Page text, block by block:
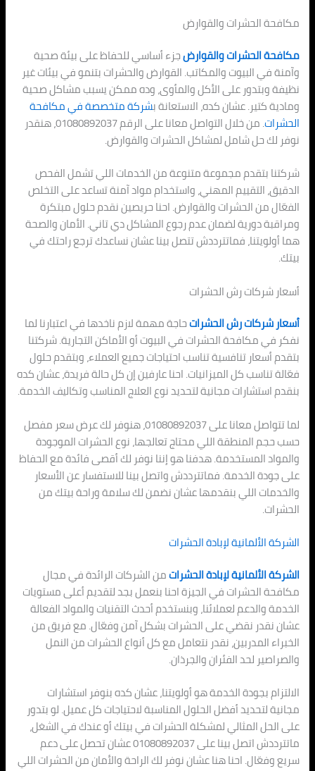
مكافحة الحشرات والقوارض
مكافحة الحشرات والقوارضجزء أساسي للحفاظ على بيئة صحية
وآمنة في البيوت والمكاتب. القوارض والحشرات بتنمو في بيئات غير
نظيفة وبتدور على الأكل والمأوى، وده ممكن يسبب مشاكل صحية
ومادية كتير. عشان كده، الاستعانة بشركة متخصصة في مكافحة
الحشرات
. من خلال التواصل معانا على الرقم 01080892037، هنقدر
نوفر لك حل شامل لمشاكل الحشرات والقوارض.
شركتنا بتقدم مجموعة متنوعة من الخدمات اللي تشمل الفحص
الدقيق، التقييم المهني، واستخدام مواد آمنة تساعد على التخلص
الفعّال من الحشرات والقوارض. احنا حريصين نقدم حلول مبتكرة
ومراقبة دورية لضمان عدم رجوع المشاكل دي تاني. الأمان والصحة
هما أولويتنا، فماتترددش تتصل بينا عشان نساعدك ترجع راحتك في
بيتك.
أسعار شركات رش الحشرات
أسعار شركات رش الحشراتحاجة مهمة لازم ناخدها في اعتبارنا لما
نفكر في مكافحة الحشرات في البيوت أو الأماكن التجارية. شركتنا
بتقدم أسعار تنافسية تناسب احتياجات جميع العملاء، وبتقدم حلول
فعّالة تناسب كل الميزانيات. احنا عارفين إن كل حالة فريدة، عشان كده
بنقدم استشارات مجانية لتحديد نوع العلاج المناسب وتكاليف الخدمة.
لما تتواصل معانا على 01080892037، هنوفر لك عرض سعر مفصل
حسب حجم المنطقة اللي محتاج تعالجها، نوع الحشرات الموجودة
والمواد المستخدمة. هدفنا هو إننا نوفر لك أقصى فائدة مع الحفاظ
على جودة الخدمة. فماتترددش واتصل بينا للاستفسار عن الأسعار
والخدمات اللي بنقدمها عشان نضمن لك سلامة وراحة بيتك من
الحشرات.
الشركة الألمانية لإبادة الحشرات
الشركة الألمانية لإبادة الحشراتمن الشركات الرائدة في مجال
مكافحة الحشرات في الجيزة احنا بنعمل بجد لتقديم أعلى مستويات
الخدمة والدعم لعملائنا، وبنستخدم أحدث التقنيات والمواد الفعالة
عشان نقدر نقضي على الحشرات بشكل آمن وفعّال. مع فريق من
الخبراء المدربين، نقدر نتعامل مع كل أنواع الحشرات من النمل
والصراصير لحد الفئران والجرذان.
الالتزام بجودة الخدمة هو أولويتنا، عشان كده بنوفر استشارات
مجانية لتحديد أفضل الحلول المناسبة لاحتياجات كل عميل. لو بتدور
على الحل المثالي لمشكلة الحشرات في بيتك أو عندك في الشغل،
ماتترددش اتصل بينا على 01080892037 عشان تحصل على دعم
سريع وفعّال. احنا هنا عشان نوفر لك الراحة والأمان من الحشرات اللي